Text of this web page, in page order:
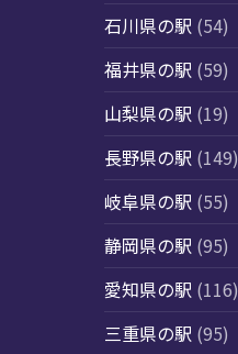
石川県の駅 (54)
福井県の駅 (59)
山梨県の駅 (19)
長野県の駅 (149)
岐阜県の駅 (55)
静岡県の駅 (95)
愛知県の駅 (116)
三重県の駅 (95)